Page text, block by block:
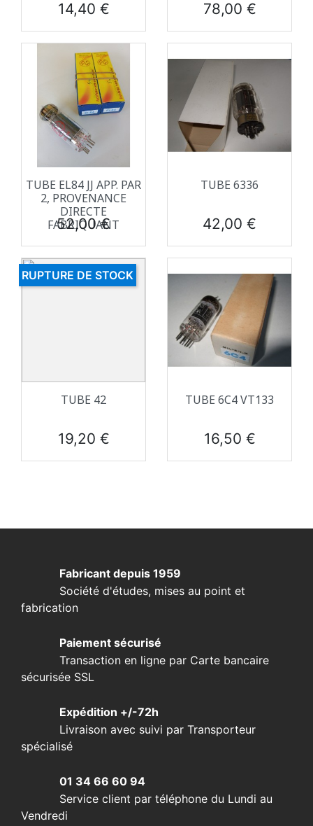
Prix
14,40 € Prix
78,00 €
TUBE EL84 JJ APP. PAR
2, PROVENANCE
DIRECTE
FABRIQUANT
Prix
52,00 €
TUBE 6336
Prix
42,00 €
TUBE 42
Prix
19,20 €
RUPTURE DE STOCK
TUBE 6C4 VT133
Prix
16,50 €
Fabricant depuis 1959
Société d'études, mises au point et
fabrication
Paiement sécurisé
Transaction en ligne par Carte bancaire
sécurisée SSL
Expédition +/-72h
Livraison avec suivi par Transporteur
spécialisé
01 34 66 60 94
Service client par téléphone du Lundi au
Vendredi